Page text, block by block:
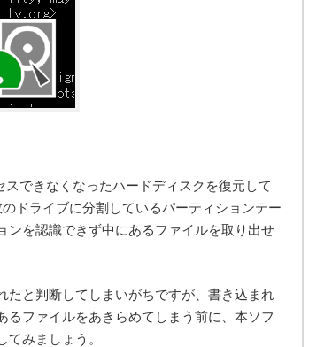
スできなくなったハードディスクを復元して
ドライブに分割しているパーティションテー
ンを認識できず中にあるファイルを取り出せ
たと判断してしまいがちですが、書き込まれ
ファイルをあきらめてしまう前に、本ソフ
みましょう。